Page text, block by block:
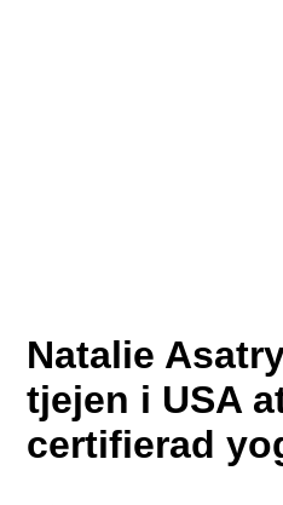
Natalie
tjejen i USA
certifierad